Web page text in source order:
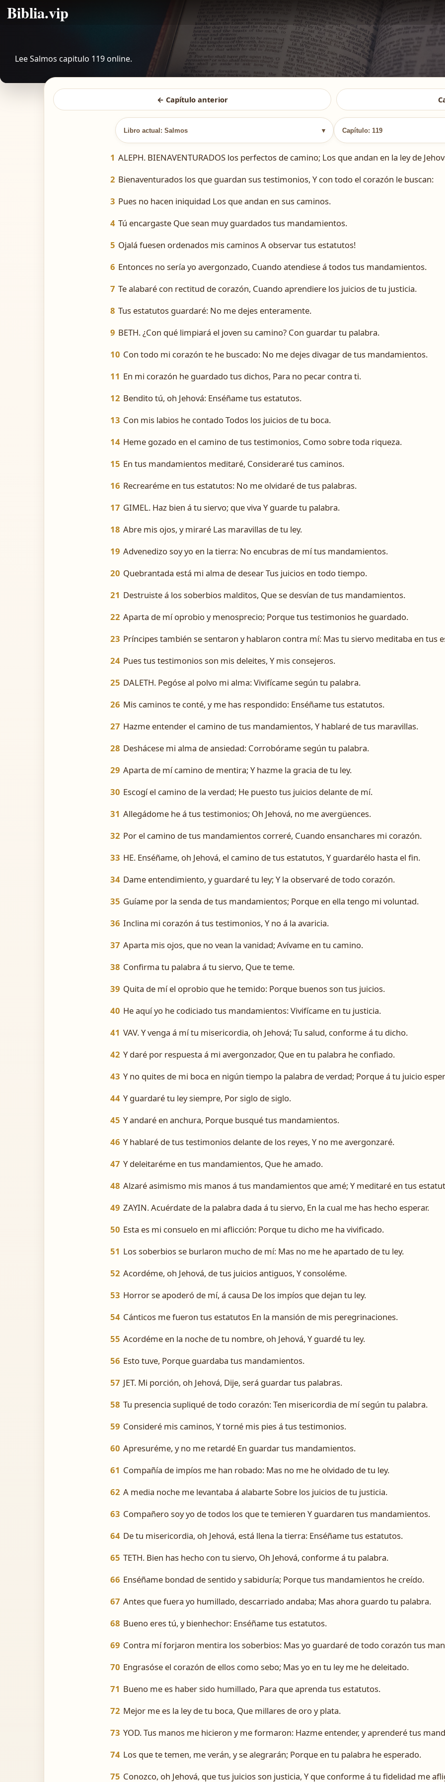
Biblia.vip
Lee Salmos capitulo 119 online.
← Capítulo anterior
Libro actual: Salmos ▾ Capítulo: 119
1 ALEPH. BIENAVENTURADOS los perfectos de camino; Los que andan en la ley de
2 Bienaventurados los que guardan sus testimonios, Y con todo el corazón le buscan:
3 Pues no hacen iniquidad Los que andan en sus caminos.
4 Tú encargaste Que sean muy guardados tus mandamientos.
5 Ojalá fuesen ordenados mis caminos A observar tus estatutos!
6 Entonces no sería yo avergonzado, Cuando atendiese á todos tus mandamientos.
7 Te alabaré con rectitud de corazón, Cuando aprendiere los juicios de tu justicia.
8 Tus estatutos guardaré: No me dejes enteramente.
9 BETH. ¿Con qué limpiará el joven su camino? Con guardar tu palabra.
10 Con todo mi corazón te he buscado: No me dejes divagar de tus mandamientos.
11 En mi corazón he guardado tus dichos, Para no pecar contra ti.
12 Bendito tú, oh Jehová: Enséñame tus estatutos.
13 Con mis labios he contado Todos los juicios de tu boca.
14 Heme gozado en el camino de tus testimonios, Como sobre toda riqueza.
15 En tus mandamientos meditaré, Consideraré tus caminos.
16 Recrearéme en tus estatutos: No me olvidaré de tus palabras.
17 GIMEL. Haz bien á tu siervo; que viva Y guarde tu palabra.
18 Abre mis ojos, y miraré Las maravillas de tu ley.
19 Advenedizo soy yo en la tierra: No encubras de mí tus mandamientos.
20 Quebrantada está mi alma de desear Tus juicios en todo tiempo.
21 Destruiste á los soberbios malditos, Que se desvían de tus mandamientos.
22 Aparta de mí oprobio y menosprecio; Porque tus testimonios he guardado.
23 Príncipes también se sentaron y hablaron contra mí: Mas tu siervo meditaba en tus
24 Pues tus testimonios son mis deleites, Y mis consejeros.
25 DALETH. Pegóse al polvo mi alma: Vivifícame según tu palabra.
26 Mis caminos te conté, y me has respondido: Enséñame tus estatutos.
27 Hazme entender el camino de tus mandamientos, Y hablaré de tus maravillas.
28 Deshácese mi alma de ansiedad: Corrobórame según tu palabra.
29 Aparta de mí camino de mentira; Y hazme la gracia de tu ley.
30 Escogí el camino de la verdad; He puesto tus juicios delante de mí.
31 Allegádome he á tus testimonios; Oh Jehová, no me avergüences.
32 Por el camino de tus mandamientos correré, Cuando ensanchares mi corazón.
33 HE. Enséñame, oh Jehová, el camino de tus estatutos, Y guardarélo hasta el fin.
34 Dame entendimiento, y guardaré tu ley; Y la observaré de todo corazón.
35 Guíame por la senda de tus mandamientos; Porque en ella tengo mi voluntad.
36 Inclina mi corazón á tus testimonios, Y no á la avaricia.
37 Aparta mis ojos, que no vean la vanidad; Avívame en tu camino.
38 Confirma tu palabra á tu siervo, Que te teme.
39 Quita de mí el oprobio que he temido: Porque buenos son tus juicios.
40 He aquí yo he codiciado tus mandamientos: Vivifícame en tu justicia.
41 VAV. Y venga á mí tu misericordia, oh Jehová; Tu salud, conforme á tu dicho.
42 Y daré por respuesta á mi avergonzador, Que en tu palabra he confiado.
43 Y no quites de mi boca en nigún tiempo la palabra de verdad; Porque á tu juicio
44 Y guardaré tu ley siempre, Por siglo de siglo.
45 Y andaré en anchura, Porque busqué tus mandamientos.
46 Y hablaré de tus testimonios delante de los reyes, Y no me avergonzaré.
47 Y deleitaréme en tus mandamientos, Que he amado.
48 Alzaré asimismo mis manos á tus mandamientos que amé; Y meditaré en tus
49 ZAYIN. Acuérdate de la palabra dada á tu siervo, En la cual me has hecho esperar.
50 Esta es mi consuelo en mi aflicción: Porque tu dicho me ha vivificado.
51 Los soberbios se burlaron mucho de mí: Mas no me he apartado de tu ley.
52 Acordéme, oh Jehová, de tus juicios antiguos, Y consoléme.
53 Horror se apoderó de mí, á causa De los impíos que dejan tu ley.
54 Cánticos me fueron tus estatutos En la mansión de mis peregrinaciones.
55 Acordéme en la noche de tu nombre, oh Jehová, Y guardé tu ley.
56 Esto tuve, Porque guardaba tus mandamientos.
57 JET. Mi porción, oh Jehová, Dije, será guardar tus palabras.
58 Tu presencia supliqué de todo corazón: Ten misericordia de mí según tu palabra.
59 Consideré mis caminos, Y torné mis pies á tus testimonios.
60 Apresuréme, y no me retardé En guardar tus mandamientos.
61 Compañía de impíos me han robado: Mas no me he olvidado de tu ley.
62 A media noche me levantaba á alabarte Sobre los juicios de tu justicia.
63 Compañero soy yo de todos los que te temieren Y guardaren tus mandamientos.
64 De tu misericordia, oh Jehová, está llena la tierra: Enséñame tus estatutos.
65 TETH. Bien has hecho con tu siervo, Oh Jehová, conforme á tu palabra.
66 Enséñame bondad de sentido y sabiduría; Porque tus mandamientos he creído.
67 Antes que fuera yo humillado, descarriado andaba; Mas ahora guardo tu palabra.
68 Bueno eres tú, y bienhechor: Enséñame tus estatutos.
69 Contra mí forjaron mentira los soberbios: Mas yo guardaré de todo corazón tus
70 Engrasóse el corazón de ellos como sebo; Mas yo en tu ley me he deleitado.
71 Bueno me es haber sido humillado, Para que aprenda tus estatutos.
72 Mejor me es la ley de tu boca, Que millares de oro y plata.
73 YOD. Tus manos me hicieron y me formaron: Hazme entender, y aprenderé tus
74 Los que te temen, me verán, y se alegrarán; Porque en tu palabra he esperado.
75 Conozco, oh Jehová, que tus juicios son justicia, Y que conforme á tu fidelidad me